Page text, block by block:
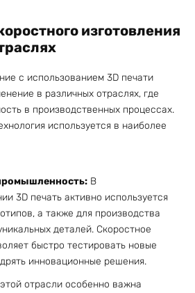
изготовления
с использованием 3D печати
в различных отраслях, где
в производственных процессах.
используется в наиболее
В
3D печать активно используется
а также для производства
деталей. Скоростное
быстро тестировать новые
инновационные решения.
отрасли особенно важна